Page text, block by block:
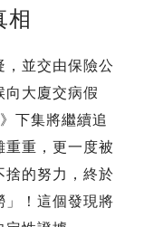
相
，並交由保險公
向大廈交病假
下集將繼續追
重重，更一度被
捨的努力，終於
」！這個發現將